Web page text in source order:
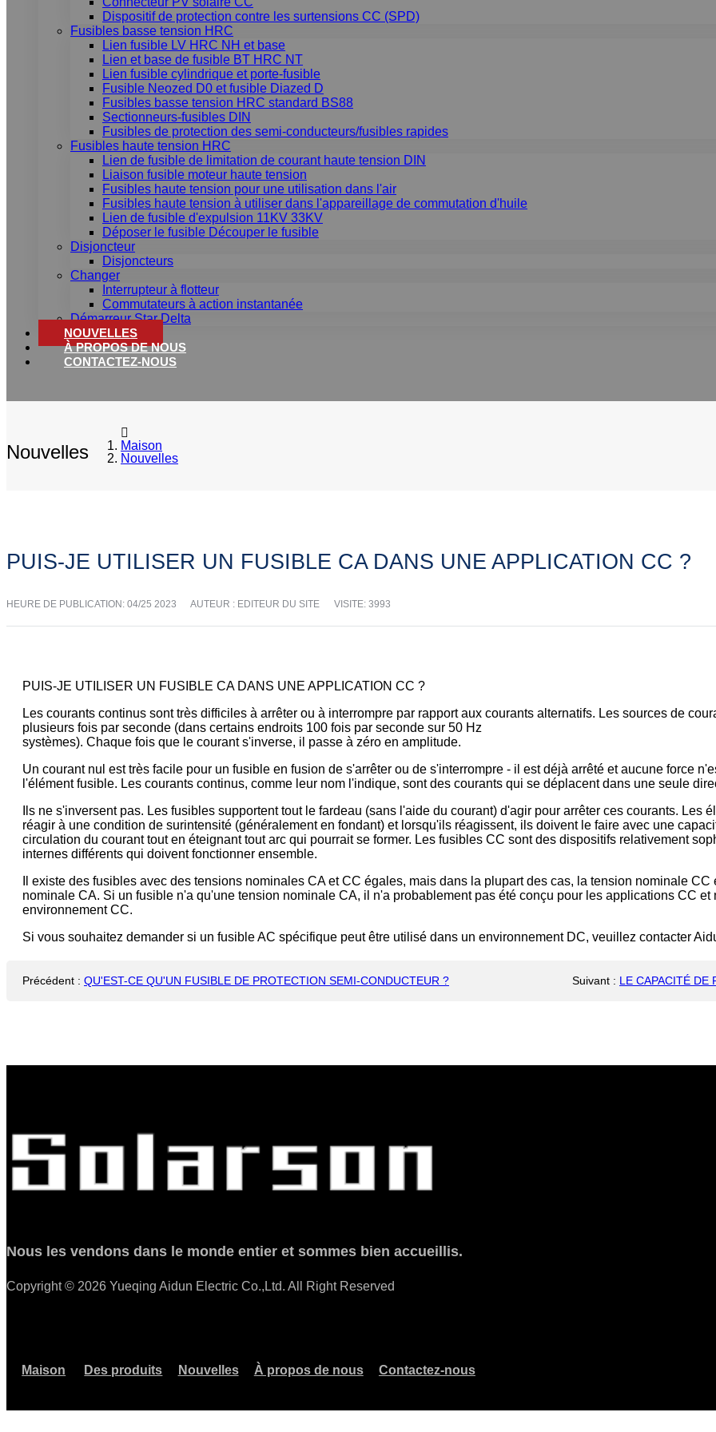
Dispositif de protection contre les surtensions CC (SPD)
Fusibles basse tension HRC
Lien fusible LV HRC NH et base
Lien et base de fusible BT HRC NT
Lien fusible cylindrique et porte-fusible
Fusible Neozed D0 et fusible Diazed D
Fusibles basse tension HRC standard BS88
Sectionneurs-fusibles DIN
Fusibles de protection des semi-conducteurs/fusibles rapides
Fusibles haute tension HRC
Lien de fusible de limitation de courant haute tension DIN
Liaison fusible moteur haute tension
Fusibles haute tension pour une utilisation dans l'air
Fusibles haute tension à utiliser dans l'appareillage de commutation d'huile
Lien de fusible d'expulsion 11KV 33KV
Déposer le fusible Découper le fusible
Disjoncteur
Disjoncteurs
Changer
Interrupteur à flotteur
Commutateurs à action instantanée
Démarreur Star Delta
NOUVELLES
À PROPOS DE NOUS
CONTACTEZ-NOUS
Nouvelles
Maison
Nouvelles
PUIS-JE UTILISER UN FUSIBLE CA DANS UNE APPLICATION CC ?
HEURE DE PUBLICATION: 04/25 2023 AUTEUR : EDITEUR DU SITE VISITE: 3993
PUIS-JE UTILISER UN FUSIBLE CA DANS UNE APPLICATION CC ?
Les courants continus sont très difficiles à arrêter ou à interrompre par rapport aux courants alternatifs. Les sources de
plusieurs fois par seconde (dans certains endroits 100 fois par seconde sur 50 Hz
systèmes). Chaque fois que le courant s'inverse, il passe à zéro en amplitude.
Un courant nul est très facile pour un fusible en fusion de s'arrêter ou de s'interrompre - il est déjà arrêté et aucune force
l'élément fusible. Les courants continus, comme leur nom l'indique, sont des courants qui se déplacent dans une seule
Ils ne s'inversent pas. Les fusibles supportent tout le fardeau (sans l'aide du courant) d'agir pour arrêter ces courants. Les
réagir à une condition de surintensité (généralement en fondant) et lorsqu'ils réagissent, ils doivent le faire avec une
circulation du courant tout en éteignant tout arc qui pourrait se former. Les fusibles CC sont des dispositifs relativement
internes différents qui doivent fonctionner ensemble.
Il existe des fusibles avec des tensions nominales CA et CC égales, mais dans la plupart des cas, la tension nominale
nominale CA. Si un fusible n'a qu'une tension nominale CA, il n'a probablement pas été conçu pour les applications CC et
environnement CC.
Si vous souhaitez demander si un fusible AC spécifique peut être utilisé dans un environnement DC, veuillez contacter
Précédent : QU'EST-CE QU'UN FUSIBLE DE PROTECTION SEMI-CONDUCTEUR ? Suivant : LE CAPACITÉ DE
Nous les vendons dans le monde entier et sommes bien accueillis.
Copyright © 2026 Yueqing Aidun Electric Co.,Ltd. All Right Reserved
Maison Des produits Nouvelles À propos de nous Contactez-nous